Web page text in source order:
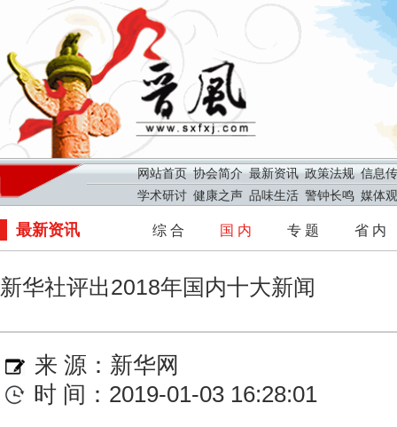
网站首页 协会简介 最新资讯 政策法规 信息
学术研讨 健康之声 品味生活 警钟长鸣 媒体
最新资讯 综 合 国 内 专 题 省 内
新华社评出2018年国内十大新闻
来 源： 新华网
时 间：2019-01-03 16:28:01